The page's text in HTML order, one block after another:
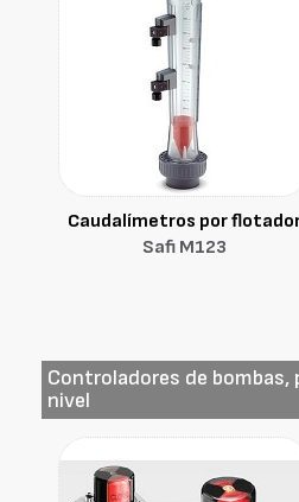
Caudalímetros por
Safi M123
Controladores de bombas,
nivel